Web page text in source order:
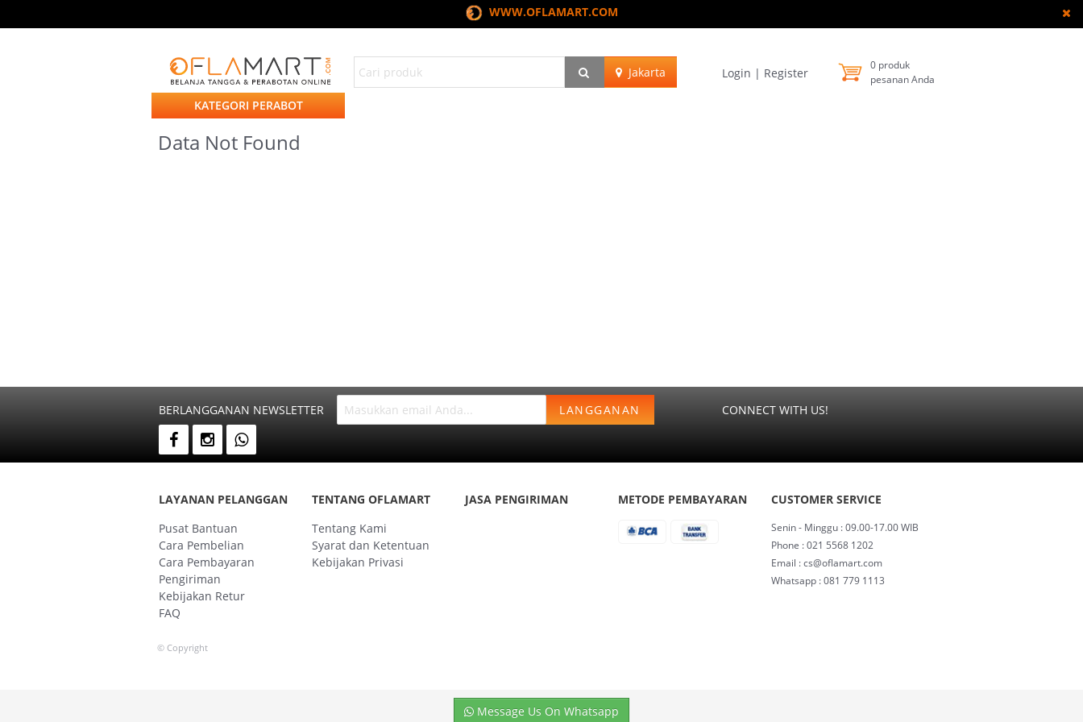
WWW.OFLAMART.COM
Jakarta Login | Register
0 produk
pesanan Anda
KATEGORI PERABOT
Data Not Found
BERLANGGANAN NEWSLETTER LANGGANAN CONNECT WITH US!
LAYANAN PELANGGAN
Pusat Bantuan
Cara Pembelian
Cara Pembayaran
Pengiriman
Kebijakan Retur
FAQ
TENTANG OFLAMART
Tentang Kami
Syarat dan Ketentuan
Kebijakan Privasi
JASA PENGIRIMAN METODE PEMBAYARAN CUSTOMER SERVICE
Senin - Minggu : 09.00-17.00 WIB
Phone : 021 5568 1202
Email : cs@oflamart.com
Whatsapp : 081 779 1113
© Copyright
Message Us On Whatsapp